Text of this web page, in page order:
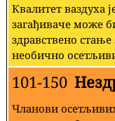
Квалитет ваздуха
загађиваче може
здравствено
необично
101-150
Чланови